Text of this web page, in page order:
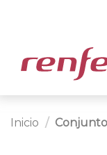
Inicio